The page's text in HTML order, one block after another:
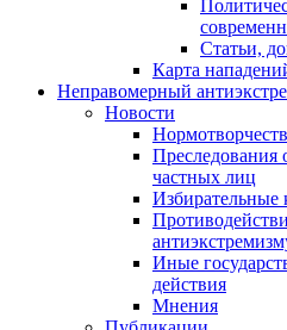
Статьи,
Карта
Неправомерный
Новости
частных лиц
Избирательные
Иные
действия
Мнения